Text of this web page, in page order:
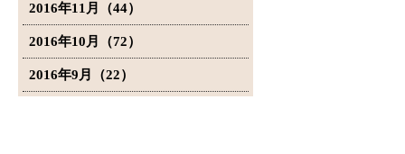
2016年11月（44）
2016年10月（72）
2016年9月（22）